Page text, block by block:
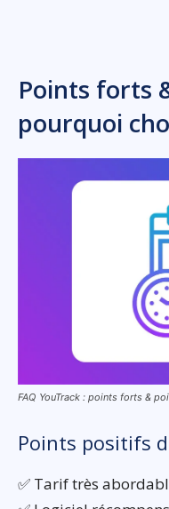
Points forts
pourquoi
FAQ YouTrack : points forts &
Points positifs
✅ Tarif très